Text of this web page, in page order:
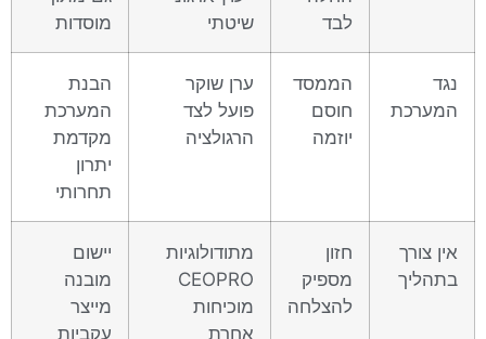
שיטתי
חוסם
ערן שוקר
פועל לצד
הרגולציה
הבנת
המערכת
מקדמת
חזון
מספיק
מתודולוגיות
CEOPRO
מוכיחות
יישום
מובנה